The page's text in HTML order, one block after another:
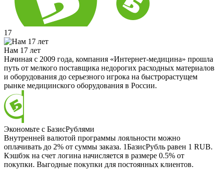
17
Нам 17 лет
Начиная с 2009 года, компания «Интернет-медицина» прошла
путь от мелкого поставщика недорогих расходных материалов
и оборудования до серьезного игрока на быстрорастущем
рынке медицинского оборудования в России.
Экономьте с БазисРублями
Внутренней валютой программы лояльности можно
оплачивать до 2% от суммы заказа. 1БазисРубль равен 1 RUB.
Кэшбэк на счет логина начисляется в размере 0.5% от
покупки. Выгодные покупки для постоянных клиентов.